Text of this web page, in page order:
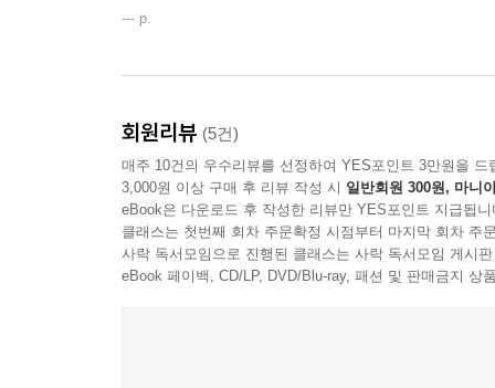
--- p.
회원리뷰 (5건)
매주 10건의 우수리뷰를 선정하여 YES포인트 3만원을 드
3,000원 이상 구매 후 리뷰 작성 시 일반회원 300원, 마니
eBook은 다운로드 후 작성한 리뷰만 YES포인트 지급됩니
클래스는 첫번째 회차 주문확정 시점부터 마지막 회차 주
사락 독서모임으로 진행된 클래스는 사락 독서모임 게시
eBook 페이백, CD/LP, DVD/Blu-ray, 패션 및 판매금지 상